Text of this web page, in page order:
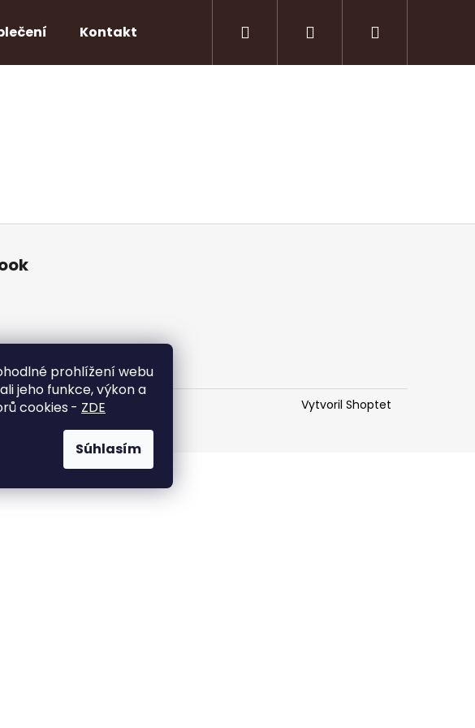
prohlížení webu
jeho funkce, výkon a
cookies - ZDE
Súhlasím
Kontakty Hľadať Prihlásenie
HANGBOARD APPROACH
€55,96
Vytvoril Shoptet